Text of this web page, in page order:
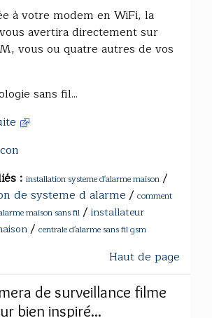
à votre modem en WiFi, la
avertira directement sur
vous ou quatre autres de vos
sans fil...
: installation systeme d'alarme maison /
de systeme d alarme/ comment
maison sans fil / installateur
/ centrale d'alarme sans fil gsm
Haut de page
de surveillance filme
bien inspiré...